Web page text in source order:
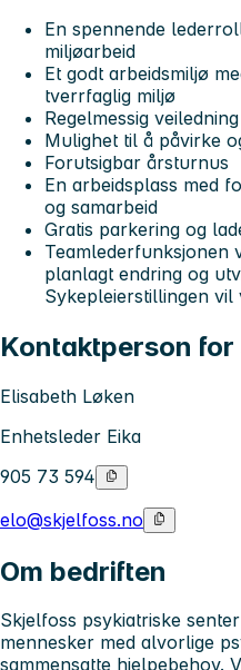
En spennende
miljøarbeid
Et godt arbeidsmiljø
tverrfaglig miljø
Regelmessig
Mulighet til å påvirke
Forutsigbar årsturnus
En arbeidsplass med
og samarbeid
Gratis parkering og
Teamlederfunksjonen
planlagt endring og
Sykepleierstillingen
Kontaktperson
Elisabeth Løken
Enhetsleder Eika
905 73 594
elo@skjelfoss.no
Om bedriften
Skjelfoss psykiatriske
mennesker med alvorlige
sammensatte hjelpebehov.